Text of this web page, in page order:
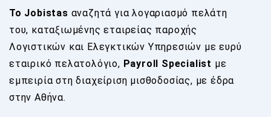
Το Jobistas αναζητά για λογαριασμό πελάτη
του, καταξιωμένης εταιρείας παροχής
Λογιστικών και Ελεγκτικών Υπηρεσιών με ευρύ
εταιρικό πελατολόγιο, Payroll Specialist με
εμπειρία στη διαχείριση μισθοδοσίας, με έδρα
στην Αθήνα.